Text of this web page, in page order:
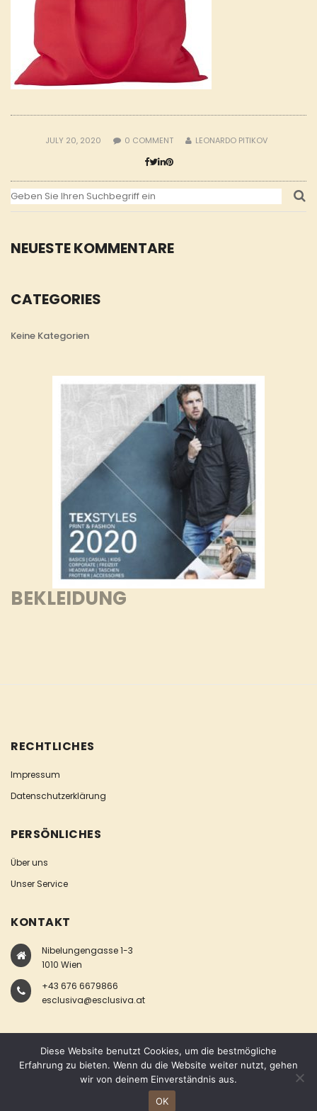
NEUESTE KOMMENTARE
CATEGORIES
Keine Kategorien
BEKLEIDUNG
JULY 20, 2020 0 COMMENT LEONARDO PITIKOV
RECHTLICHES
Impressum
Datenschutzerklärung
PERSÖNLICHES
Über uns
Unser Service
KONTAKT
Nibelungengasse 1-3
1010 Wien
+43 676 6679866
esclusiva@esclusiva.at
COPYRIGHT © ESCLUSIVA
Diese Website benutzt Cookies, um die bestmögliche
Erfahrung zu bieten. Wenn du die Website weiter nutzt, gehen
wir von deinem Einverständnis aus.
OK